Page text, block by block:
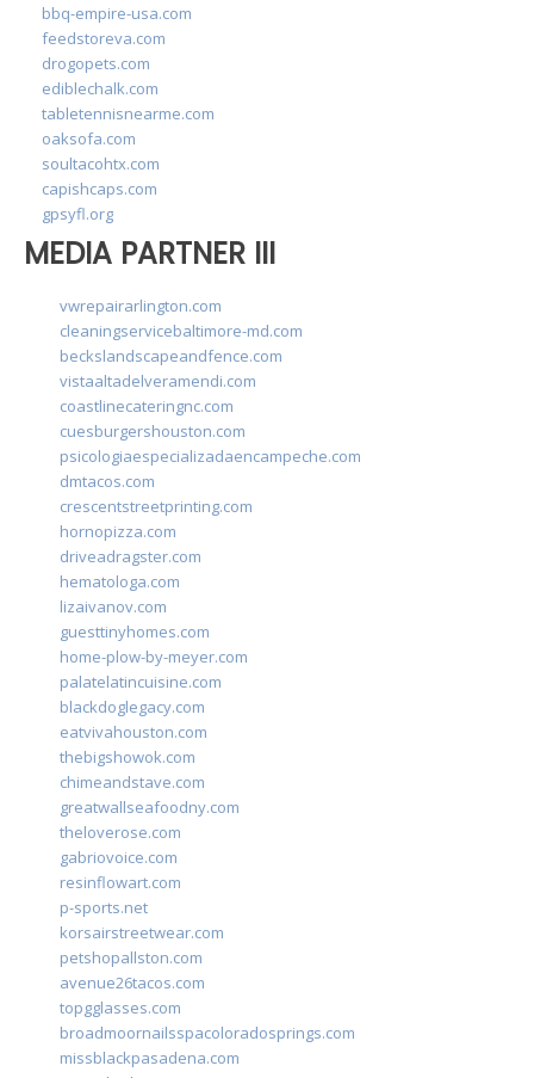
bbq-empire-usa.com
feedstoreva.com
drogopets.com
ediblechalk.com
tabletennisnearme.com
oaksofa.com
soultacohtx.com
capishcaps.com
gpsyfl.org
MEDIA PARTNER III
vwrepairarlington.com
cleaningservicebaltimore-md.com
beckslandscapeandfence.com
vistaaltadelveramendi.com
coastlinecateringnc.com
cuesburgershouston.com
psicologiaespecializadaencampeche.com
dmtacos.com
crescentstreetprinting.com
hornopizza.com
driveadragster.com
hematologa.com
lizaivanov.com
guesttinyhomes.com
home-plow-by-meyer.com
palatelatincuisine.com
blackdoglegacy.com
eatvivahouston.com
thebigshowok.com
chimeandstave.com
greatwallseafoodny.com
theloverose.com
gabriovoice.com
resinflowart.com
p-sports.net
korsairstreetwear.com
petshopallston.com
avenue26tacos.com
topgglasses.com
broadmoornailsspacoloradosprings.com
missblackpasadena.com